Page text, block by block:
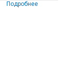
Подробнее